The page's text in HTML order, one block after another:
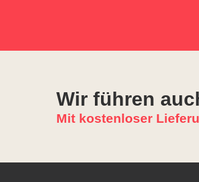
Wir führen
Mit kostenloser